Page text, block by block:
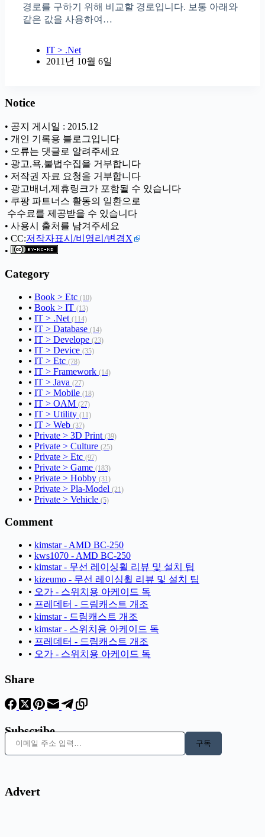
경로를 구하기 위해 비교할 경로입니다. 보통 아래와
같은 값을 사용하여…
IT > .Net
2011년 10월 6일
Notice
• 공지 게시일 : 2015.12
• 개인 기록용 블로그입니다
• 오류는 댓글로 알려주세요
• 광고,욕,불법수집을 거부합니다
• 저작권 자료 요청을 거부합니다
• 광고배너,제휴링크가 포함될 수 있습니다
• 쿠팡 파트너스 활동의 일환으로
ㅤ 수수료를 제공받을 수 있습니다
• 사용시 출처를 남겨주세요
• CC:저작자표시/비영리/변경X
•
Category
• Book > Etc (10)
• Book > IT (13)
• IT > .Net (114)
• IT > Database (14)
• IT > Develope (23)
• IT > Device (35)
• IT > Etc (78)
• IT > Framework (14)
• IT > Java (27)
• IT > Mobile (18)
• IT > OAM (27)
• IT > Utility (11)
• IT > Web (37)
• Private > 3D Print (39)
• Private > Culture (25)
• Private > Etc (97)
• Private > Game (183)
• Private > Hobby (31)
• Private > Pla-Model (21)
• Private > Vehicle (5)
Comment
• kimstar - AMD BC-250
• kws1070 - AMD BC-250
• kimstar - 무선 레이싱휠 리뷰 및 설치 팁
• kizeumo - 무선 레이싱휠 리뷰 및 설치 팁
• 오가 - 스위치용 아케이드 독
• 프레데터 - 드림캐스트 개조
• kimstar - 드림캐스트 개조
• kimstar - 스위치용 아케이드 독
• 프레데터 - 드림캐스트 개조
• 오가 - 스위치용 아케이드 독
Share
Subscribe
이메일 주소 입력…
구독
Advert